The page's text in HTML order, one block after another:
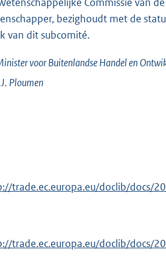
Commissie van
bezighoudt met de
van dit subcomité.
voor Buitenlandse Handel en
Ploumen
trade.ec.europa.eu/doclib/docs/
trade.ec.europa.eu/doclib/docs/